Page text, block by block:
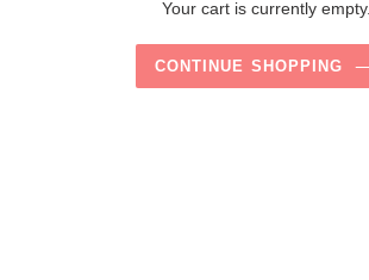
Your cart is currently empty.
CONTINUE SHOPPING